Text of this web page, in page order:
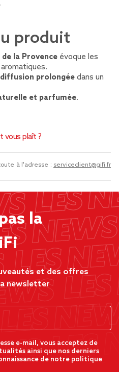
produit
la Provence évoque les
diffusion prolongée dans un
et parfumée.
vous plaît ?
à l'adresse : serviceclient@gifi.fr
la
et des offres
newsletter
e-mail, vous acceptez de
ainsi que nos derniers
de notre politique